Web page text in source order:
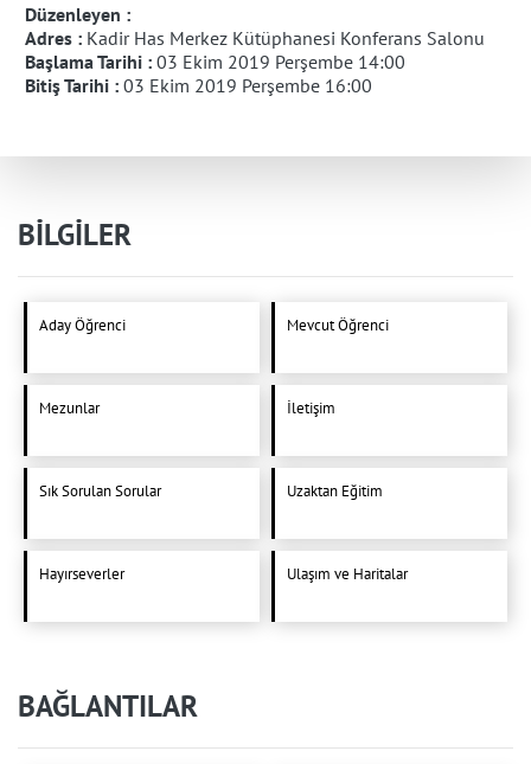
Düzenleyen :
Adres : Kadir Has Merkez Kütüphanesi Konferans Salonu
Başlama Tarihi : 03 Ekim 2019 Perşembe 14:00
Bitiş Tarihi : 03 Ekim 2019 Perşembe 16:00
BİLGİLER
Aday Öğrenci Mevcut Öğrenci
Mezunlar İletişim
Sık Sorulan Sorular Uzaktan Eğitim
Hayırseverler Ulaşım ve Haritalar
BAĞLANTILAR